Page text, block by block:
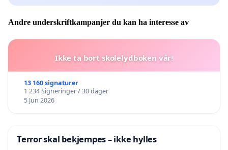
Andre underskriftkampanjer du kan ha interesse av
Ikke ta bort skolelydboken vår!
13 160 signaturer
1 234 Signeringer / 30 dager
5 Jun 2026
Terror skal bekjempes – ikke hylles